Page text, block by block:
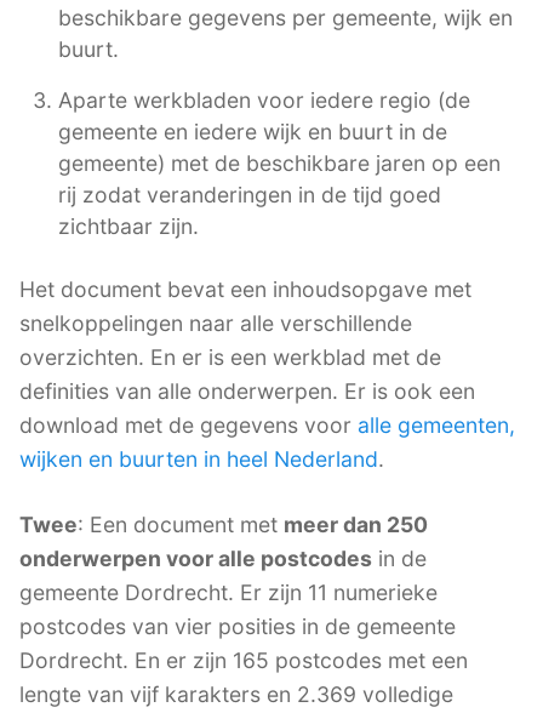
beschikbare gegevens per gemeente, wijk en
buurt.
Aparte werkbladen voor iedere regio (de
gemeente en iedere wijk en buurt in de
gemeente) met de beschikbare jaren op een
rij zodat veranderingen in de tijd goed
zichtbaar zijn.
Het document bevat een inhoudsopgave met
snelkoppelingen naar alle verschillende
overzichten. En er is een werkblad met de
definities van alle onderwerpen. Er is ook een
download met de gegevens voor alle gemeenten,
wijken en buurten in heel Nederland.
Twee: Een document met meer dan 250
onderwerpen voor alle postcodes in de
gemeente Dordrecht. Er zijn 11 numerieke
postcodes van vier posities in de gemeente
Dordrecht. En er zijn 165 postcodes met een
lengte van vijf karakters en 2.369 volledige